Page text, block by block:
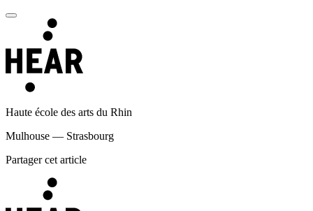
Haute école des arts du Rhin
Mulhouse — Strasbourg
Partager cet article